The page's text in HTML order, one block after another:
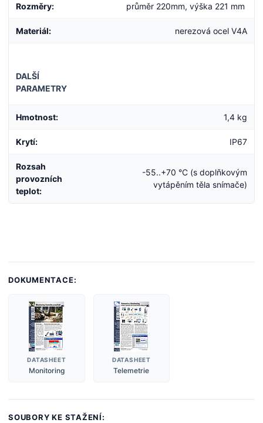
Rozměry: průměr 220mm, výška 221 mm
Materiál: nerezová ocel V4A
DALŠÍ
PARAMETRY
Hmotnost: 1,4 kg
Krytí: IP67
Rozsah
provozních
teplot:
-55..+70 °C (s doplňkovým
vytápěním těla snímače)
DOKUMENTACE:
DATASHEET
Monitoring
DATASHEET
Telemetrie
SOUBORY KE STAŽENÍ: